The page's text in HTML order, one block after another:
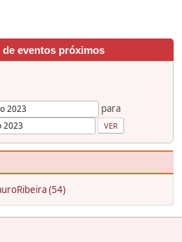
de eventos próximos
para
(54)